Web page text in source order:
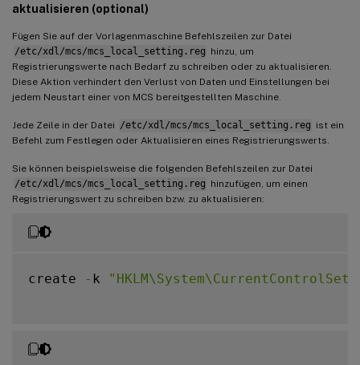
aktualisieren (optional)
Fügen Sie auf der Vorlagenmaschine Befehlszeilen zur Datei
/etc/xdl/mcs/mcs_local_setting.reg hinzu, um
Registrierungswerte nach Bedarf zu schreiben oder zu aktualisieren.
Diese Aktion verhindert den Verlust von Daten und Einstellungen bei
jedem Neustart einer von MCS bereitgestellten Maschine.
Jede Zeile in der Datei /etc/xdl/mcs/mcs_local_setting.reg ist ein
Befehl zum Festlegen oder Aktualisieren eines Registrierungswerts.
Sie können beispielsweise die folgenden Befehlszeilen zur Datei
/etc/xdl/mcs/mcs_local_setting.reg hinzufügen, um einen
Registrierungswert zu schreiben bzw. zu aktualisieren:
create - k